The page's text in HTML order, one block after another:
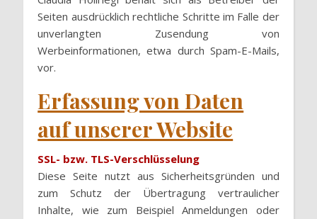
Seiten ausdrücklich rechtliche Schritte im Falle der
unverlangten Zusendung von
Werbeinformationen, etwa durch Spam-E-Mails,
vor.
Erfassung von Daten
auf unserer Website
SSL- bzw. TLS-Verschlüsselung
Diese Seite nutzt aus Sicherheitsgründen und
zum Schutz der Übertragung vertraulicher
Inhalte, wie zum Beispiel Anmeldungen oder